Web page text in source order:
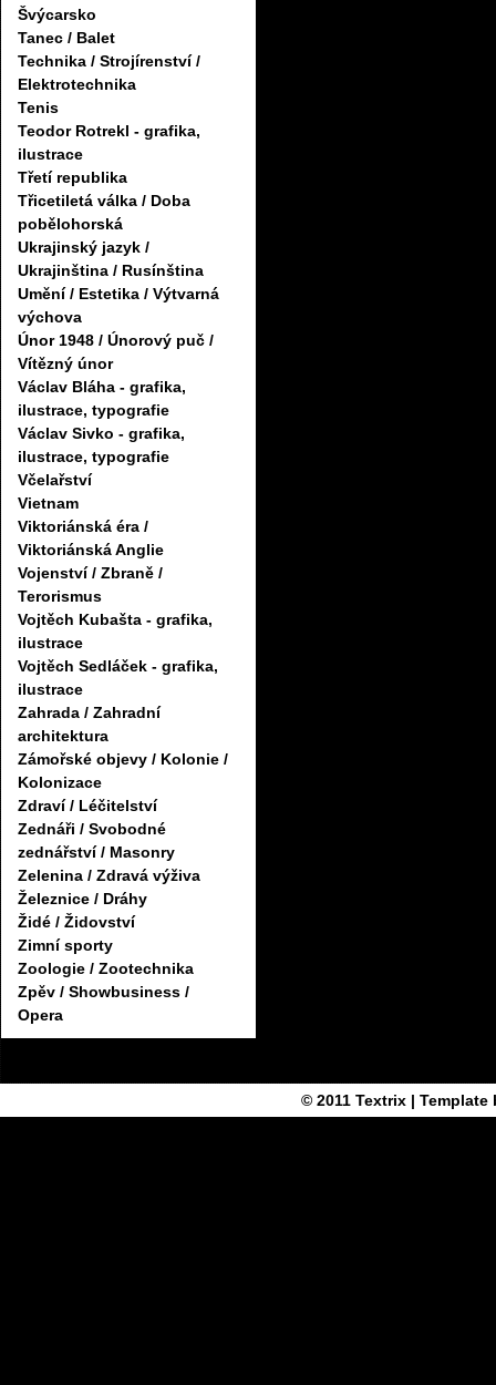
Švýcarsko
Tanec / Balet
Technika / Strojírenství /
Elektrotechnika
Tenis
Teodor Rotrekl - grafika,
ilustrace
Třetí republika
Třicetiletá válka / Doba
pobělohorská
Ukrajinský jazyk /
Ukrajinština / Rusínština
Umění / Estetika / Výtvarná
výchova
Únor 1948 / Únorový puč /
Vítězný únor
Václav Bláha - grafika,
ilustrace, typografie
Václav Sivko - grafika,
ilustrace, typografie
Včelařství
Vietnam
Viktoriánská éra /
Viktoriánská Anglie
Vojenství / Zbraně /
Terorismus
Vojtěch Kubašta - grafika,
ilustrace
Vojtěch Sedláček - grafika,
ilustrace
Zahrada / Zahradní
architektura
Zámořské objevy / Kolonie /
Kolonizace
Zdraví / Léčitelství
Zednáři / Svobodné
zednářství / Masonry
Zelenina / Zdravá výživa
Železnice / Dráhy
Židé / Židovství
Zimní sporty
Zoologie / Zootechnika
Zpěv / Showbusiness /
Opera
© 2011 Textrix| Template